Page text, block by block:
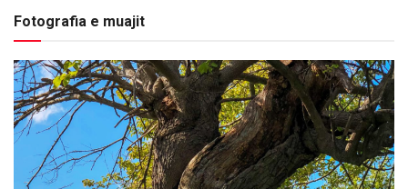
Fotografia e muajit